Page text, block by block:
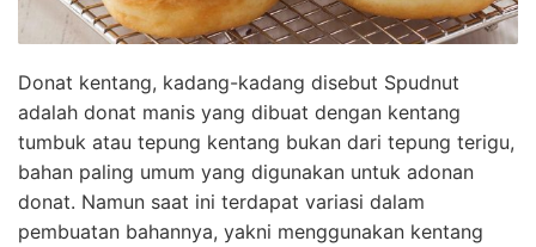
Donat kentang, kadang-kadang disebut Spudnut
adalah donat manis yang dibuat dengan kentang
tumbuk atau tepung kentang bukan dari tepung terigu,
bahan paling umum yang digunakan untuk adonan
donat. Namun saat ini terdapat variasi dalam
pembuatan bahannya, yakni menggunakan kentang